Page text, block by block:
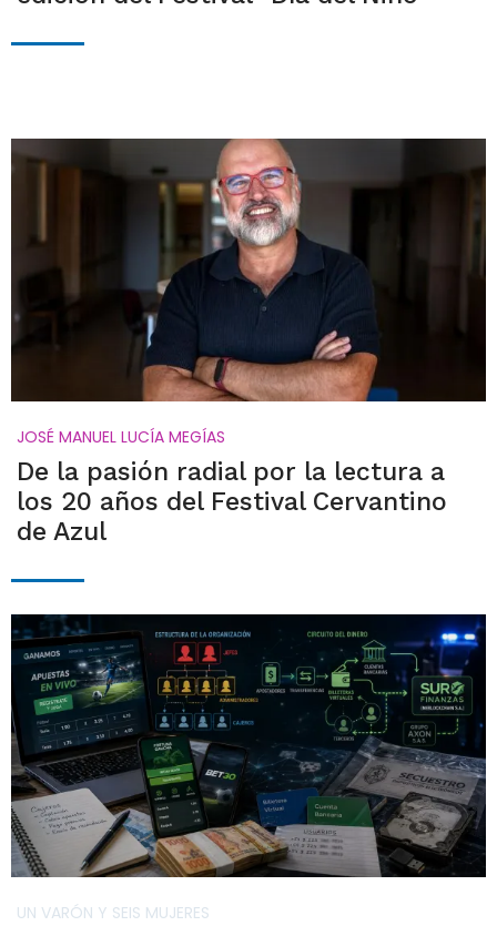
JOSÉ MANUEL LUCÍA MEGÍAS
De la pasión radial por la lectura a
los 20 años del Festival Cervantino
de Azul
UN VARÓN Y SEIS MUJERES